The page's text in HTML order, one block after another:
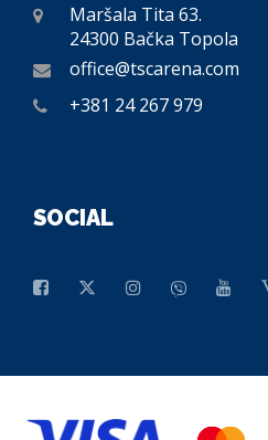
Maršala Tita 63.
24300 Bačka Topola
office@tscarena.com
+381 24 267 979
SOCIAL